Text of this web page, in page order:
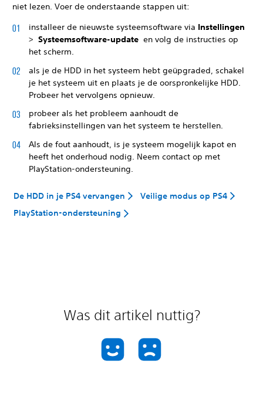
niet lezen. Voer de onderstaande stappen uit:
installeer de nieuwste systeemsoftware via Instellingen
> Systeemsoftware-update en volg de instructies op
het scherm.
als je de HDD in het systeem hebt geüpgraded, schakel
je het systeem uit en plaats je de oorspronkelijke HDD.
Probeer het vervolgens opnieuw.
probeer als het probleem aanhoudt de
fabrieksinstellingen van het systeem te herstellen.
Als de fout aanhoudt, is je systeem mogelijk kapot en
heeft het onderhoud nodig. Neem contact op met
PlayStation-ondersteuning.
De HDD in je PS4 vervangen
Veilige modus op PS4
PlayStation-ondersteuning
Was dit artikel nuttig?